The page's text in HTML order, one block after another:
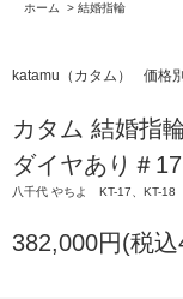
ホーム
> 結婚指輪
katamu（カタム） 価格別
カタム 結婚指
ダイヤあり＃
八千代 やちよ KT-17、KT-
382,000円(税